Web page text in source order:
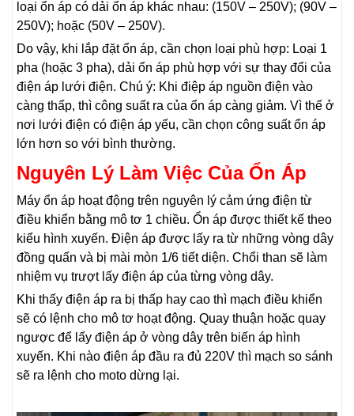
loại ổn áp có dải ổn áp khác nhau: (150V – 250V); (90V –
250V); hoặc (50V – 250V).
Do vậy, khi lắp đặt ổn áp, cần chọn loại phù hợp: Loại 1
pha (hoặc 3 pha), dải ổn áp phù hợp với sự thay đổi của
điện áp lưới điện. Chú ý: Khi điệp áp nguồn điện vào
càng thấp, thì công suất ra của ổn áp càng giảm. Vì thế ở
nơi lưới điện có điện áp yếu, cần chọn công suất ổn áp
lớn hơn so với bình thường.
Nguyên Lý Làm Việc Của Ổn Áp
Máy ổn áp hoạt động trên nguyên lý cảm ứng điện từ
điều khiển bằng mô tơ 1 chiều. Ổn áp được thiết kế theo
kiểu hình xuyến. Điện áp được lấy ra từ những vòng dây
đồng quấn và bị mài mòn 1/6 tiết diện. Chổi than sẽ làm
nhiệm vụ trượt lấy điện áp của từng vòng dây.
Khi thấy điện áp ra bị thấp hay cao thì mạch điều khiển
sẽ có lệnh cho mô tơ hoạt động. Quay thuận hoặc quay
ngược để lấy điện áp ở vòng dây trên biến áp hình
xuyến. Khi nào điện áp đầu ra đủ 220V thì mạch so sánh
sẽ ra lệnh cho moto dừng lại.